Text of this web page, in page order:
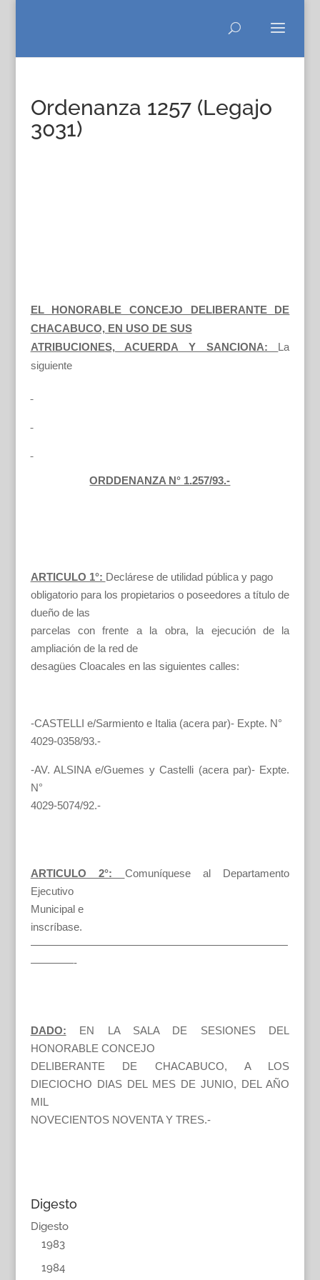
Ordenanza 1257 (Legajo
3031)
EL HONORABLE CONCEJO DELIBERANTE DE
CHACABUCO, EN USO DE SUS
ATRIBUCIONES, ACUERDA Y SANCIONA: La
siguiente
ORDDENANZA N° 1.257/93.-
ARTICULO 1°: Declárese de utilidad pública y pago
obligatorio para los propietarios o poseedores a título de
dueño de las
parcelas con frente a la obra, la ejecución de la
ampliación de la red de
desagües Cloacales en las siguientes calles:
-CASTELLI e/Sarmiento e Italia (acera par)- Expte. N°
4029-0358/93.-
-AV. ALSINA e/Guemes y Castelli (acera par)- Expte.
N°
4029-5074/92.-
ARTICULO 2°: Comuníquese al Departamento
Ejecutivo
Municipal e
inscríbase.
————————————————————————
————-
DADO: EN LA SALA DE SESIONES DEL
HONORABLE CONCEJO
DELIBERANTE DE CHACABUCO, A LOS
DIECIOCHO DIAS DEL MES DE JUNIO, DEL AÑO
MIL
NOVECIENTOS NOVENTA Y TRES.-
Digesto
Digesto
1983
1984